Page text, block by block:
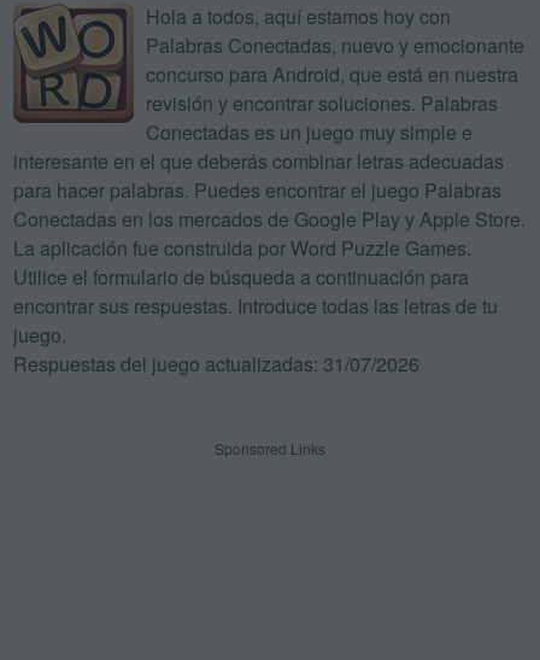
Hola a todos, aquí estamos hoy con
Palabras Conectadas, nuevo y emocionante
concurso para Android, que está en nuestra
revisión y encontrar soluciones. Palabras
Conectadas es un juego muy simple e
interesante en el que deberás combinar letras adecuadas
para hacer palabras. Puedes encontrar el juego Palabras
Conectadas en los mercados de Google Play y Apple Store.
La aplicación fue construida por Word Puzzle Games.
Utilice el formulario de búsqueda a continuación para
encontrar sus respuestas. Introduce todas las letras de tu
juego.
Respuestas del juego actualizadas: 31/07/2026
Sponsored Links